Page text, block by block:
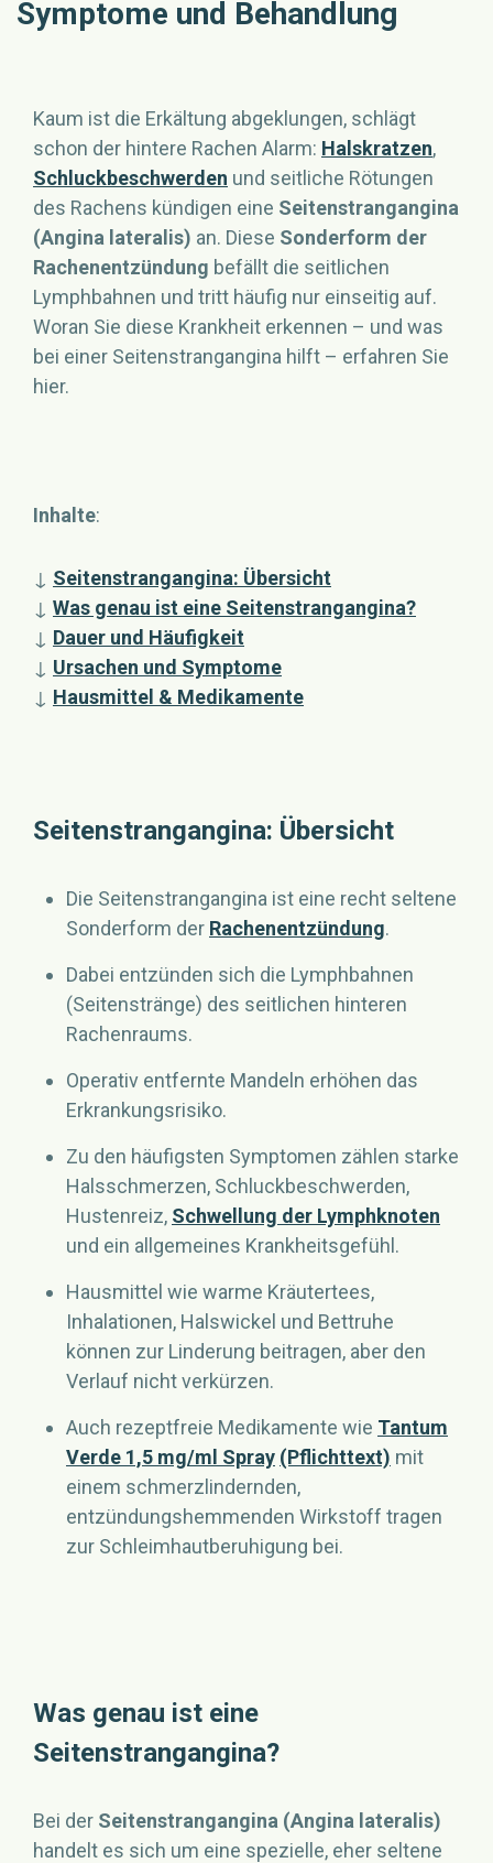
Symptome und Behandlung
Kaum ist die Erkältung abgeklungen, schlägt
schon der hintere Rachen Alarm: Halskratzen,
Schluckbeschwerden und seitliche Rötungen
des Rachens kündigen eine Seitenstrangangina
(Angina lateralis) an. Diese Sonderform der
Rachenentzündung befällt die seitlichen
Lymphbahnen und tritt häufig nur einseitig auf.
Woran Sie diese Krankheit erkennen – und was
bei einer Seitenstrangangina hilft – erfahren Sie
hier.
Inhalte:
↓ Seitenstrangangina: Übersicht
↓ Was genau ist eine Seitenstrangangina?
↓ Dauer und Häufigkeit
↓ Ursachen und Symptome
↓ Hausmittel & Medikamente
Seitenstrangangina: Übersicht
Die Seitenstrangangina ist eine recht seltene
Sonderform der Rachenentzündung.
Dabei entzünden sich die Lymphbahnen
(Seitenstränge) des seitlichen hinteren
Rachenraums.
Operativ entfernte Mandeln erhöhen das
Erkrankungsrisiko.
Zu den häufigsten Symptomen zählen starke
Halsschmerzen, Schluckbeschwerden,
Hustenreiz, Schwellung der Lymphknoten
und ein allgemeines Krankheitsgefühl.
Hausmittel wie warme Kräutertees,
Inhalationen, Halswickel und Bettruhe
können zur Linderung beitragen, aber den
Verlauf nicht verkürzen.
Auch rezeptfreie Medikamente wie Tantum
Verde 1,5 mg/ml Spray (Pflichttext) mit
einem schmerzlindernden,
entzündungshemmenden Wirkstoff tragen
zur Schleimhautberuhigung bei.
Was genau ist eine
Seitenstrangangina?
Bei der Seitenstrangangina (Angina lateralis)
handelt es sich um eine spezielle, eher seltene